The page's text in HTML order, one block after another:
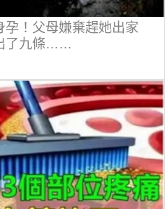
！父母嫌棄趕她出家
了九條……